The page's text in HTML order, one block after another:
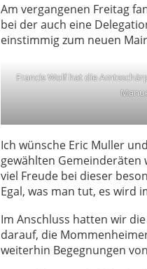
Am vergangenen Freitag
bei der auch eine
einstimmig zum neuen
Francis Wolf hat die
Ich wünsche Eric Muller
gewählten Gemeinderäten
viel Freude bei dieser
Egal, was man tut, es wird
Im Anschluss hatten wir
darauf, die
weiterhin Begegnungen